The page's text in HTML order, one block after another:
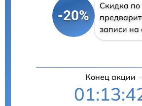
-20%
Скидка по
записи на
Конец акции